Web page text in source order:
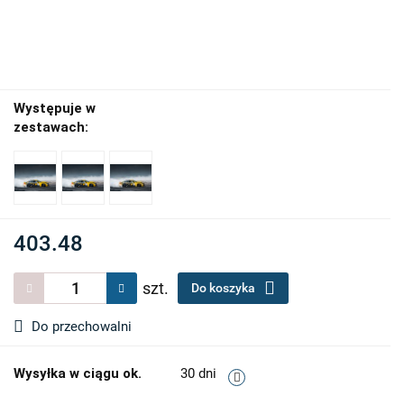
Występuje w
zestawach:
403.48
szt. Do koszyka
Do przechowalni
Wysyłka w ciągu ok. 30 dni